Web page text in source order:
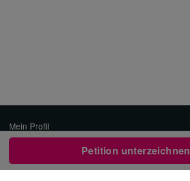
Petition unterzeichnen
Mein Profil
Über uns
Jobs